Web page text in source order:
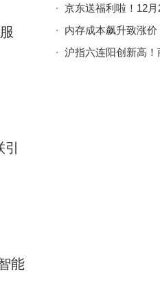
能
京东送福利啦！12月25日至27日全北京下
内存成本飙升致涨价 小米17 Ultra
沪指六连阳创新高！商业航天领涨